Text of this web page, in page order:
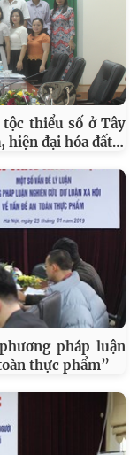
thiểu số ở Tây
hiện đại hóa đất…
pháp luận
thực phẩm”